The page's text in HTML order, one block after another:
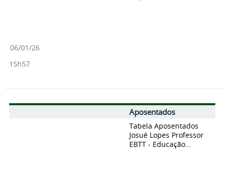
06/01/26
15h57
Aposentados
Tabela Aposentados
Josué Lopes Professor
EBTT - Educação...